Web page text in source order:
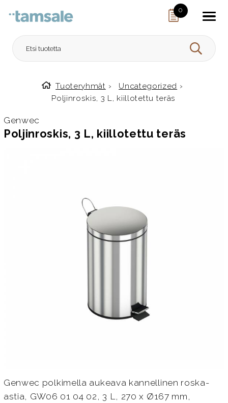
0
HAE
Etusivulle
Tuoteryhmät › Uncategorized ›
Poljinroskis, 3 L, kiillotettu teräs
Genwec
Poljinroskis, 3 L, kiillotettu teräs
Genwec polkimella aukeava kannellinen roska-
astia, GW06 01 04 02, 3 L, 270 x Ø167 mm,